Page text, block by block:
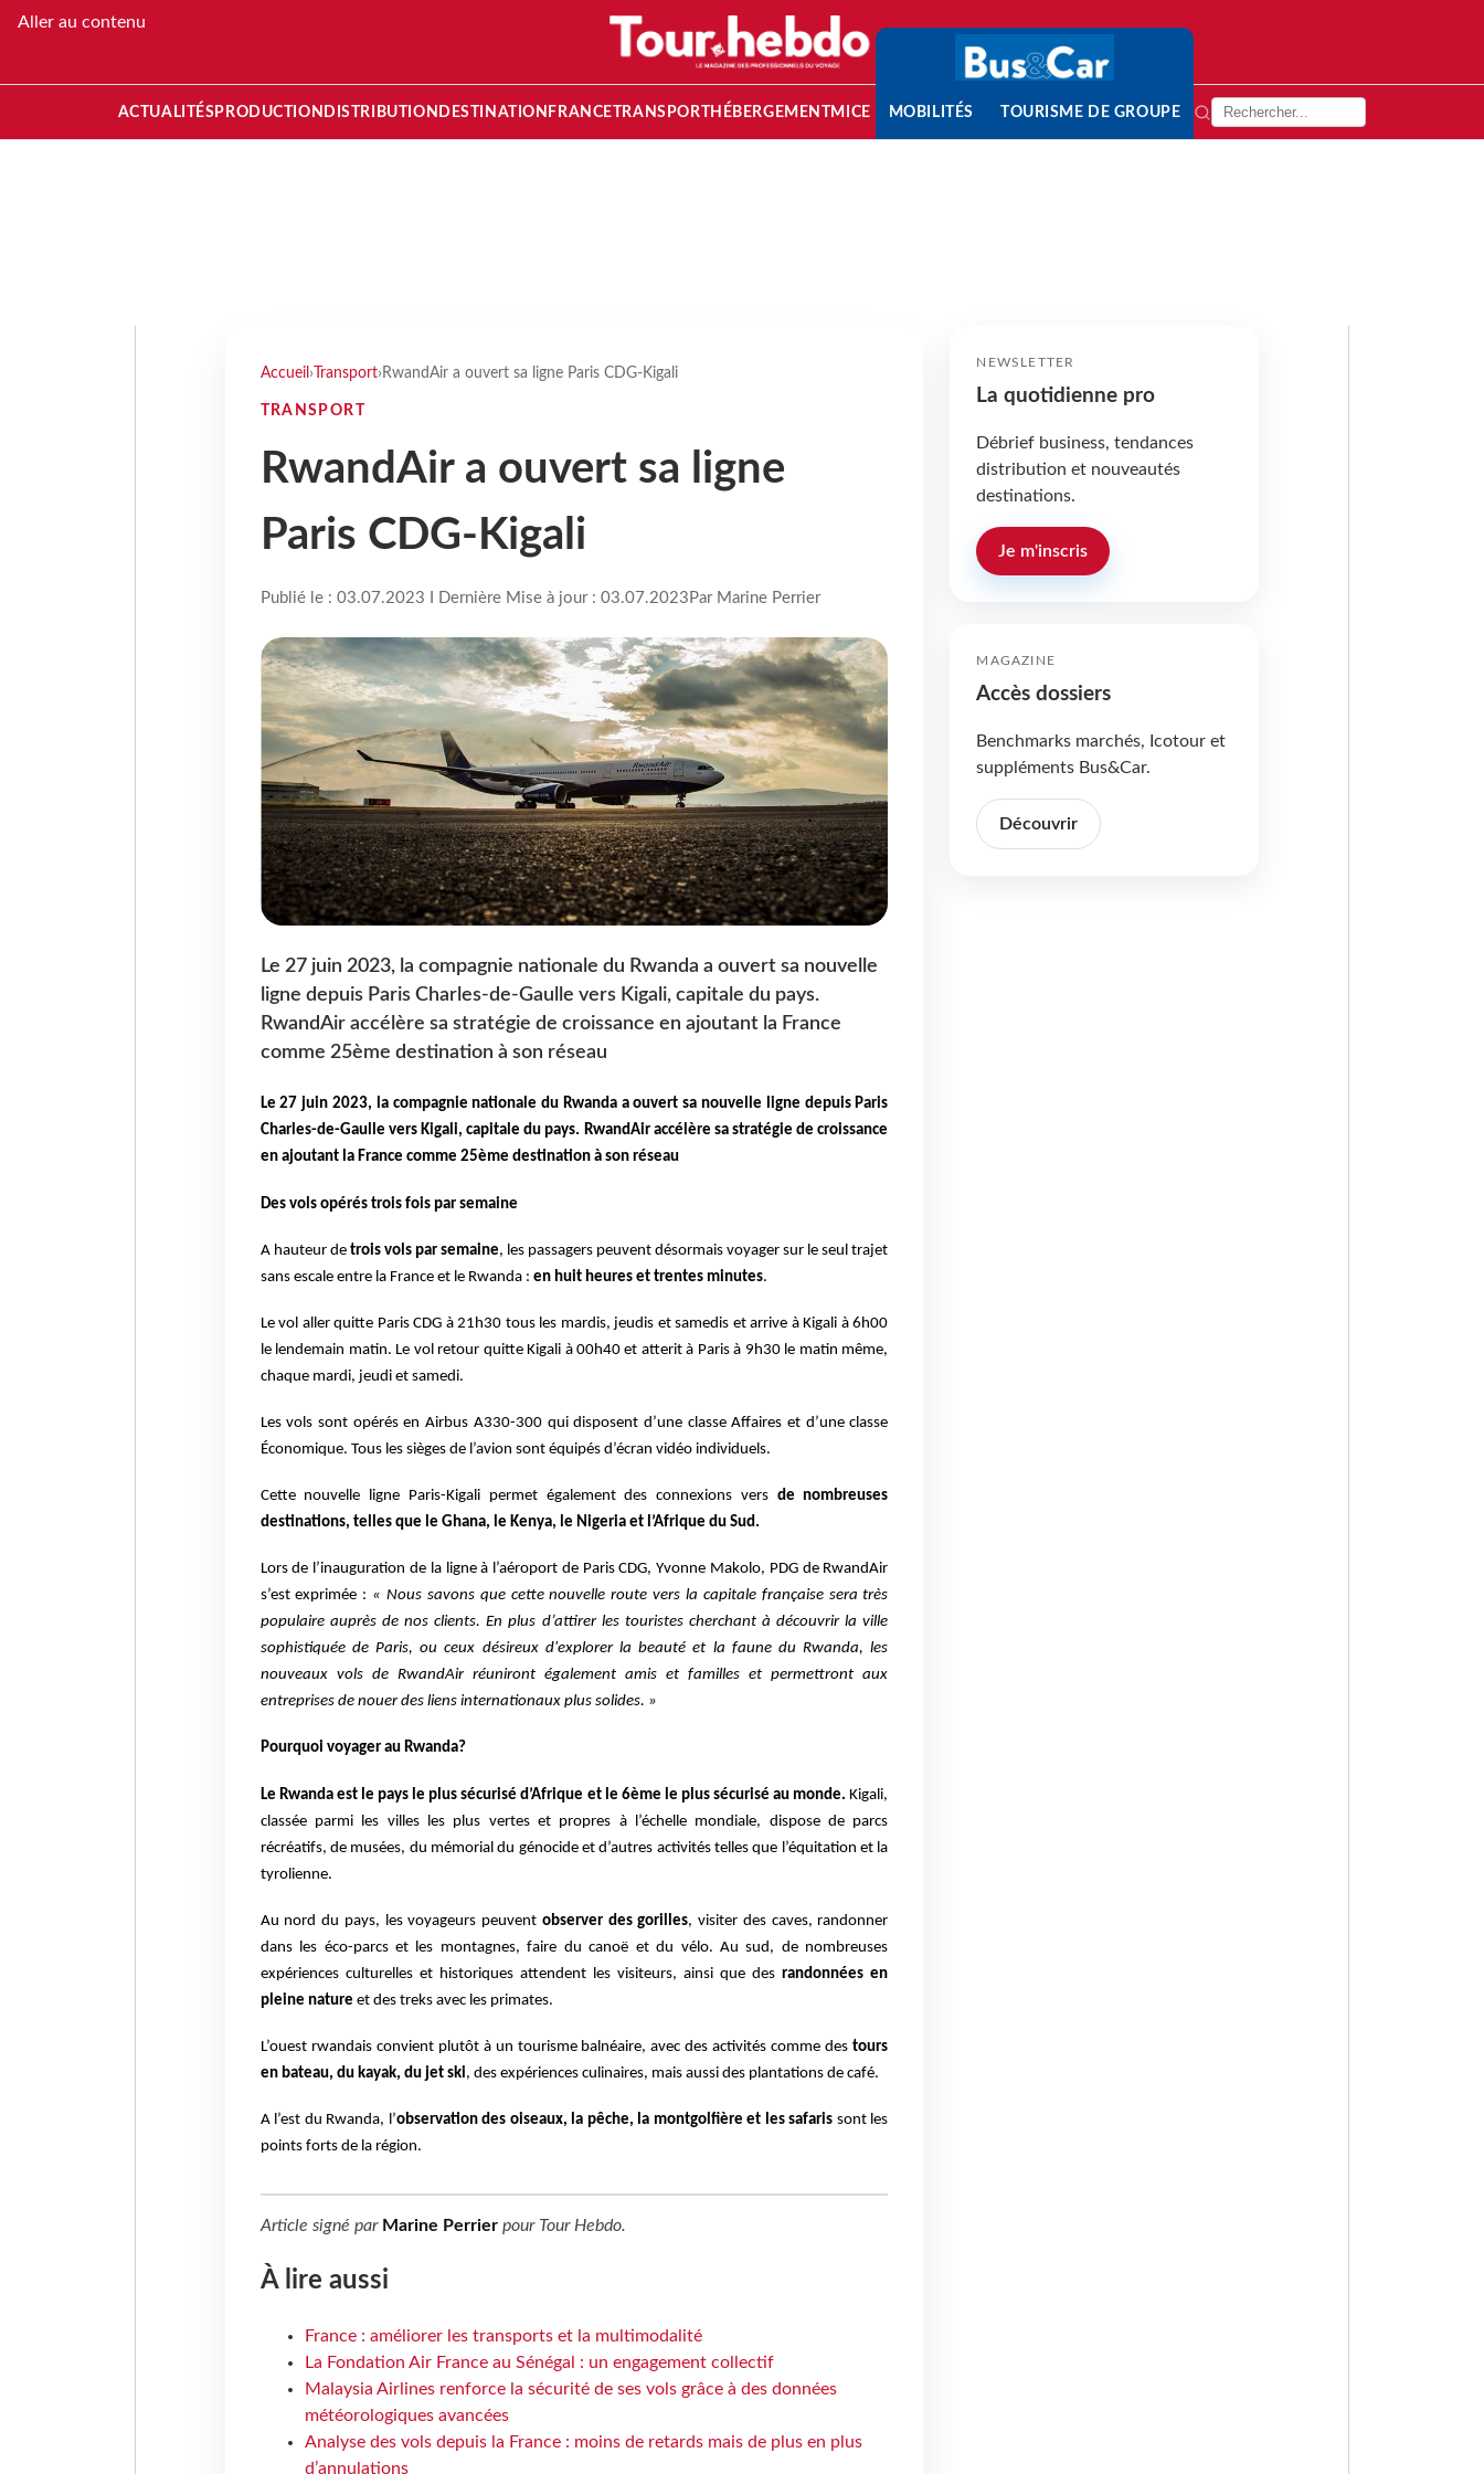
Aller au contenu
ACTUALITÉS PRODUCTION DISTRIBUTION DESTINATION FRANCETRANSPORT HÉBERGEMENTMICE MOBILITÉS TOURISME DE GROUPE
Accueil › Transport› RwandAir a ouvert sa ligne Paris CDG-Kigali
TRANSPORT
RwandAir a ouvert sa ligne
Paris CDG-Kigali
Publié le : 03.07.2023 I Dernière Mise à jour : 03.07.2023 Par Marine Perrier
Le 27 juin 2023, la compagnie nationale du Rwanda a ouvert sa nouvelle
ligne depuis Paris Charles-de-Gaulle vers Kigali, capitale du pays.
RwandAir accélère sa stratégie de croissance en ajoutant la France
comme 25ème destination à son réseau
Le 27 juin 2023, la compagnie nationale du Rwanda a ouvert sa nouvelle ligne depuis Paris
Charles-de-Gaulle vers Kigali, capitale du pays. RwandAir accélère sa stratégie de croissance
en ajoutant la France comme 25ème destination à son réseau
Des vols opérés trois fois par semaine
A hauteur detrois vols par semaine, les passagers peuvent désormais voyager sur le seul trajet
sans escale entre la France et le Rwanda : en huit heures et trentes minutes.
Le vol aller quitte Paris CDG à 21h30 tous les mardis, jeudis et samedis et arrive à Kigali à 6h00
le lendemain matin. Le vol retour quitte Kigali à 00h40 et atterit à Paris à 9h30 le matin même,
chaque mardi, jeudi et samedi.
Les vols sont opérés en Airbus A330-300 qui disposent d’une classe Affaires et d’une classe
Économique. Tous les sièges de l’avion sont équipés d’écran vidéo individuels.
Cette nouvelle ligne Paris-Kigali permet également des connexions versde nombreuses
destinations, telles que le Ghana, le Kenya, le Nigeria et l’Afrique du Sud.
Lors de l’inauguration de la ligne à l’aéroport de Paris CDG, Yvonne Makolo, PDG de RwandAir
s’est exprimée : « Nous savons que cette nouvelle route vers la capitale française sera très
populaire auprès de nos clients. En plus d’attirer les touristes cherchant à découvrir la ville
sophistiquée de Paris, ou ceux désireux d'explorer la beauté et la faune du Rwanda, les
nouveaux vols de RwandAir réuniront également amis et familles et permettront aux
entreprises de nouer des liens internationaux plus solides. »
Pourquoi voyager au Rwanda?
Le Rwanda est le pays le plus sécurisé d’Afrique et le 6ème le plus sécurisé au monde. Kigali,
classée parmi les villes les plus vertes et propres à l’échelle mondiale, dispose de parcs
récréatifs, de musées, du mémorial du génocide et d’autres activités telles que l’équitation et la
tyrolienne.
Au nord du pays, les voyageurs peuvent observer des gorilles, visiter des caves, randonner
dans les éco-parcs et les montagnes, faire du canoë et du vélo.Au sud, de nombreuses
expériences culturelles et historiques attendent les visiteurs, ainsi que desrandonnées en
pleine nature et des treks avec les primates.
L’ouest rwandais convient plutôt à un tourisme balnéaire, avec des activités comme destours
en bateau, du kayak, du jet ski, des expériences culinaires, mais aussi des plantations de café.
A l’est du Rwanda, l’observation des oiseaux, la pêche, la montgolfière et les safaris sont les
points forts de la région.
Article signé par Marine Perrierpour Tour Hebdo.
À lire aussi
France : améliorer les transports et la multimodalité
La Fondation Air France au Sénégal : un engagement collectif
Malaysia Airlines renforce la sécurité de ses vols grâce à des données
météorologiques avancées
Analyse des vols depuis la France : moins de retards mais de plus en plus
d’annulations
NEWSLETTER
La quotidienne pro
Débrief business, tendances
distribution et nouveautés
destinations.
Je m'inscris
MAGAZINE
Accès dossiers
Benchmarks marchés, Icotour et
suppléments Bus&Car.
Découvrir